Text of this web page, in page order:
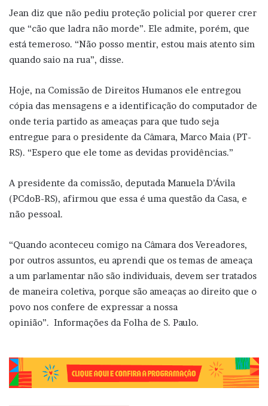
Jean diz que não pediu proteção policial por querer crer
que “cão que ladra não morde”. Ele admite, porém, que
está temeroso. “Não posso mentir, estou mais atento sim
quando saio na rua”, disse.
Hoje, na Comissão de Direitos Humanos ele entregou
cópia das mensagens e a identificação do computador de
onde teria partido as ameaças para que tudo seja
entregue para o presidente da Câmara, Marco Maia (PT-
RS). “Espero que ele tome as devidas providências.”
A presidente da comissão, deputada Manuela D’Ávila
(PCdoB-RS), afirmou que essa é uma questão da Casa, e
não pessoal.
“Quando aconteceu comigo na Câmara dos Vereadores,
por outros assuntos, eu aprendi que os temas de ameaça
a um parlamentar não são individuais, devem ser tratados
de maneira coletiva, porque são ameaças ao direito que o
povo nos confere de expressar a nossa
opinião”. Informações da Folha de S. Paulo.